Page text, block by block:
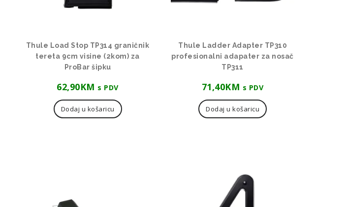
Thule Load Stop TP314 graničnik
tereta 9cm visine (2kom) za
ProBar šipku
62,90KM s PDV
Dodaj u košaricu
Thule Ladder Adapter TP310
profesionalni adapater za nosač
TP311
71,40KM s PDV
Dodaj u košaricu